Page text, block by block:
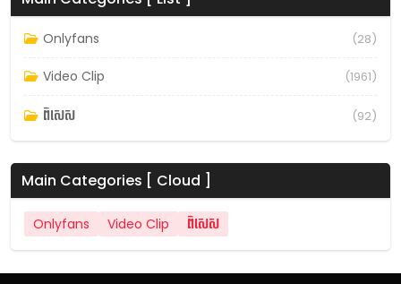
Onlyfans (28)
Video Clip (1961)
ពិសេស (92)
Main Categories [ Cloud ]
Onlyfans Video Clip ពិសេស